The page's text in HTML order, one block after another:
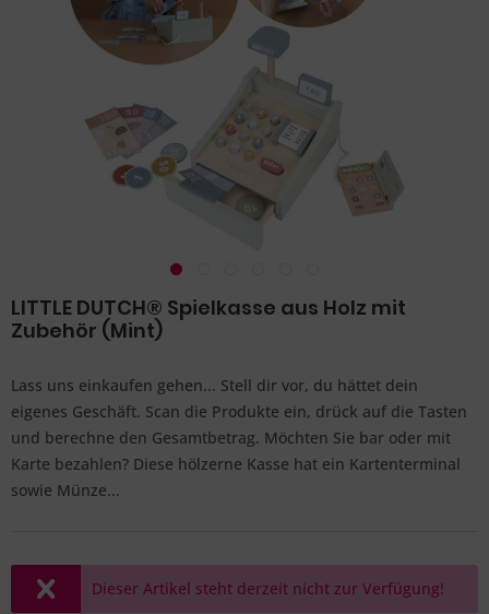
LITTLE DUTCH® Spielkasse aus Holz mit
Zubehör (Mint)
Lass uns einkaufen gehen... Stell dir vor, du hättet dein
eigenes Geschäft. Scan die Produkte ein, drück auf die Tasten
und berechne den Gesamtbetrag. Möchten Sie bar oder mit
Karte bezahlen? Diese hölzerne Kasse hat ein Kartenterminal
sowie Münze...
Dieser Artikel steht derzeit nicht zur Verfügung!